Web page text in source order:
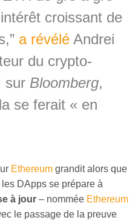
croissant de
a révélé Andrei
du crypto-
sur Bloomberg,
se ferait « en
Ethereum grandit alors que
DApps se prépare à
à jour – nommée Ethereum
le passage de la preuve